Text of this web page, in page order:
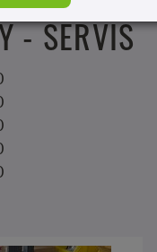
- SERVIS